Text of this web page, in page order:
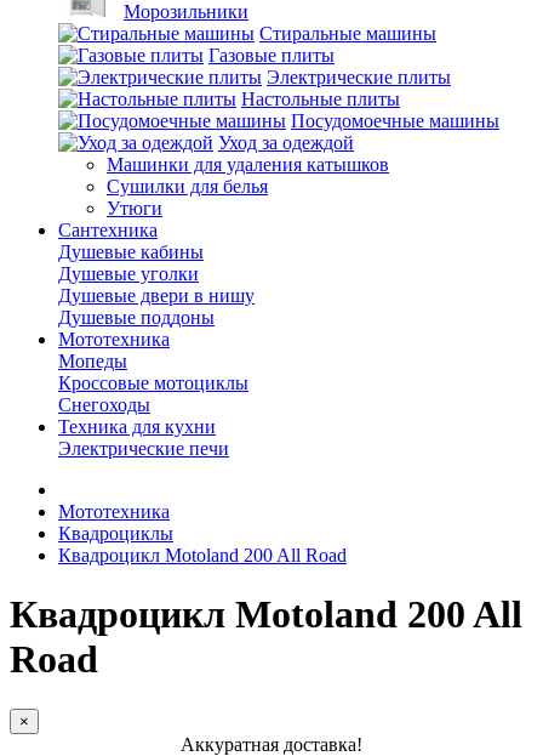
Морозильники
Стиральные машины
Газовые плиты
Электрические плиты
Настольные плиты
Посудомоечные машины
Уход за одеждой
Машинки для удаления катышков
Сушилки для белья
Утюги
Сантехника
Душевые кабины
Душевые уголки
Душевые двери в нишу
Душевые поддоны
Мототехника
Мопеды
Кроссовые мотоциклы
Снегоходы
Техника для кухни
Электрические печи
Мототехника
Квадроциклы
Квадроцикл Motoland 200 All Road
Квадроцикл Motoland 200 All
Road
×
Аккуратная доставка!